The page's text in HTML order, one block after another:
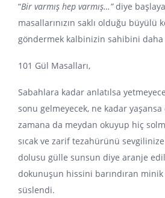
“Bir varmış hep varmış…”diye
masallarınızın saklı olduğu büyülü
göndermek kalbinizin sahibini
101 Gül Masalları,
Sabahlara kadar anlatılsa
sonu gelmeyecek, ne kadar
zamana da meydan okuyup hiç
sıcak ve zarif tezahürünü
dolusu gülle sunsun diye aranje
dokunuşun hissini barındıran
süslendi.